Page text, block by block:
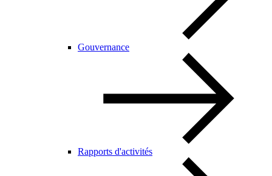
Gouvernance
Rapports d'activités